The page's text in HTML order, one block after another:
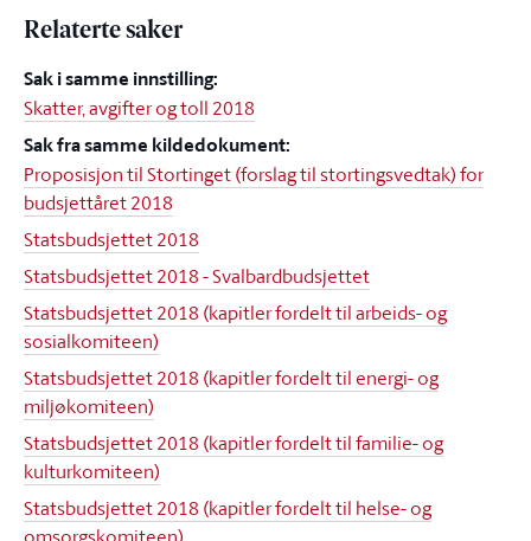
Relaterte saker
Sak i samme innstilling:
Skatter, avgifter og toll 2018
Sak fra samme kildedokument:
Proposisjon til Stortinget (forslag til stortingsvedtak) for
budsjettåret 2018
Statsbudsjettet 2018
Statsbudsjettet 2018 - Svalbardbudsjettet
Statsbudsjettet 2018 (kapitler fordelt til arbeids- og
sosialkomiteen)
Statsbudsjettet 2018 (kapitler fordelt til energi- og
miljøkomiteen)
Statsbudsjettet 2018 (kapitler fordelt til familie- og
kulturkomiteen)
Statsbudsjettet 2018 (kapitler fordelt til helse- og